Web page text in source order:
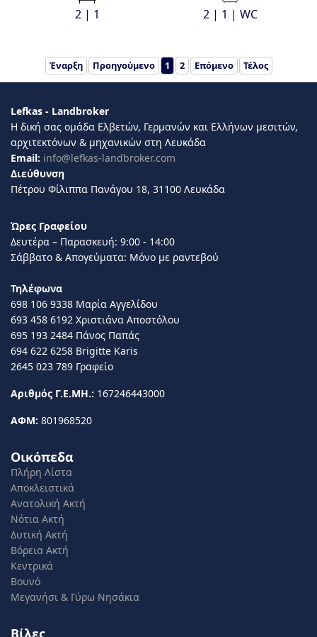
2 | 1 2 | 1 | WC
Έναρξη Προηγούμενο 1 2 Επόμενο Τέλος
Lefkas - Landbroker
Η δική σας ομάδα Ελβετών, Γερμανών και Ελλήνων μεσιτών,
αρχιτεκτόνων & μηχανικών στη Λευκάδα
Email: info@lefkas-landbroker.com
Διεύθυνση
Πέτρου Φίλιππα Πανάγου 18, 31100 Λευκάδα
Ώρες Γραφείου
Δευτέρα – Παρασκευή: 9:00 - 14:00
Σάββατο & Απογεύματα: Μόνο με ραντεβού
Τηλέφωνα
698 106 9338 Μαρία Αγγελίδου
693 458 6192 Χριστιάνα Αποστόλου
695 193 2484 Πάνος Παπάς
694 622 6258 Brigitte Karis
2645 023 789 Γραφείο
Αριθμός Γ.Ε.ΜΗ.: 167246443000
ΑΦΜ: 801968520
Οικόπεδα
Πλήρη Λίστα
Αποκλειστικά
Ανατολική Ακτή
Νότια Ακτή
Δυτική Ακτή
Βόρεια Ακτή
Κεντρικά
Βουνό
Μεγανήσι & Γύρω Νησάκια
Βίλες